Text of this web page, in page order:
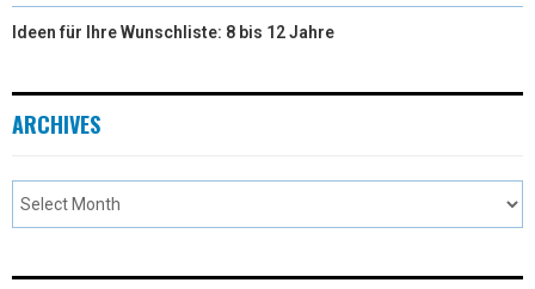
Ideen für Ihre Wunschliste: 8 bis 12 Jahre
ARCHIVES